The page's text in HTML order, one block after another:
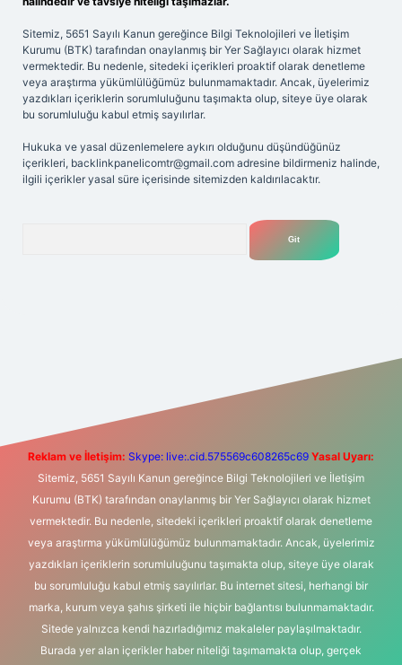
Sitemiz, 5651 Sayılı Kanun gereğince Bilgi Teknolojileri ve İletişim
Kurumu (BTK) tarafından onaylanmış bir Yer Sağlayıcı olarak hizmet
vermektedir. Bu nedenle, sitedeki içerikleri proaktif olarak denetleme
veya araştırma yükümlülüğümüz bulunmamaktadır. Ancak, üyelerimiz
yazdıkları içeriklerin sorumluluğunu taşımakta olup, siteye üye olarak
bu sorumluluğu kabul etmiş sayılırlar.
Hukuka ve yasal düzenlemelere aykırı olduğunu düşündüğünüz
içerikleri, backlinkpanelicomtr@gmail.com adresine bildirmeniz halinde,
ilgili içerikler yasal süre içerisinde sitemizden kaldırılacaktır.
m elexbet
Reklam ve İletişim: Skype: live:.cid.575569c608265c69 Yasal Uyarı:
Sitemiz, 5651 Sayılı Kanun gereğince Bilgi Teknolojileri ve İletişim
Kurumu (BTK) tarafından onaylanmış bir Yer Sağlayıcı olarak hizmet
vermektedir. Bu nedenle, sitedeki içerikleri proaktif olarak denetleme
veya araştırma yükümlülüğümüz bulunmamaktadır. Ancak, üyelerimiz
yazdıkları içeriklerin sorumluluğunu taşımakta olup, siteye üye olarak
bu sorumluluğu kabul etmiş sayılırlar. Bu internet sitesi, herhangi bir
marka, kurum veya şahıs şirketi ile hiçbir bağlantısı bulunmamaktadır.
Sitede yalnızca kendi hazırladığımız makaleler paylaşılmaktadır.
Burada yer alan içerikler haber niteliği taşımamakta olup, gerçek